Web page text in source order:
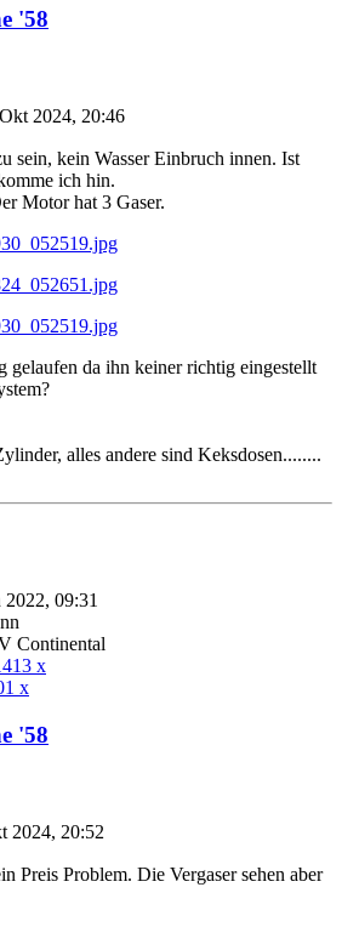
'58
2024, 20:46
sein, kein Wasser Einbruch innen. Ist
ich hin.
Motor hat 3 Gaser.
da ihn keiner richtig eingestellt
alles andere sind Keksdosen........
2022, 09:31
Continental
x
x
'58
2024, 20:52
Preis Problem. Die Vergaser sehen aber